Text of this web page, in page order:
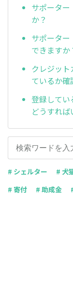
サポータ
か？
サポータ
できますか
クレジッ
ているか確
登録してい
どうすれば
# シェルター # 犬
# 寄付
# 助成金